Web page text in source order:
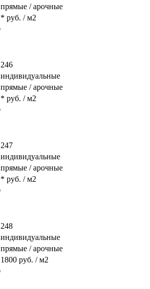
прямые / арочные
* руб. / м2
246
индивидуальные
прямые / арочные
* руб. / м2
247
индивидуальные
прямые / арочные
* руб. / м2
248
индивидуальные
прямые / арочные
1800 руб. / м2